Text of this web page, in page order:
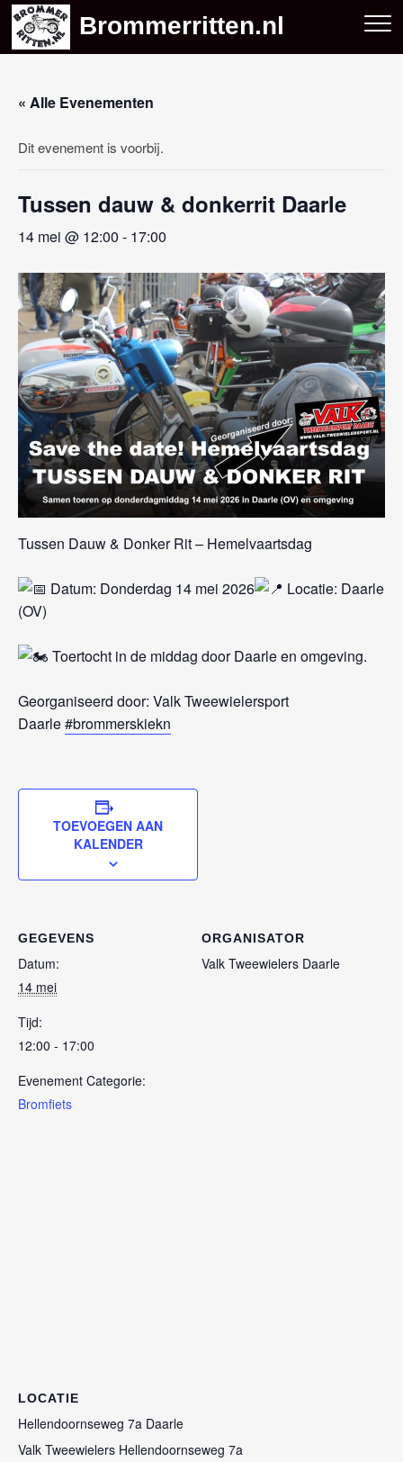
Skip
content
Brommerritten.nl
« Alle Evenementen
Dit evenement is voorbij.
Tussen dauw & donkerrit Daarle
14 mei @ 12:00 - 17:00
Tussen Dauw & Donker Rit – Hemelvaartsdag
Datum: Donderdag 14 mei 2026
Locatie: Daarle
(OV)
Toertocht in de middag door Daarle en omgeving.
Georganiseerd door: Valk Tweewielersport
Daarle#brommerskiekn
TOEVOEGEN AAN
KALENDER
GEGEVENS
Datum:
14 mei
Tijd:
12:00 - 17:00
Evenement Categorie:
Bromfiets
ORGANISATOR
Valk Tweewielers Daarle
LOCATIE
Hellendoornseweg 7a Daarle
Valk Tweewielers Hellendoornseweg 7a